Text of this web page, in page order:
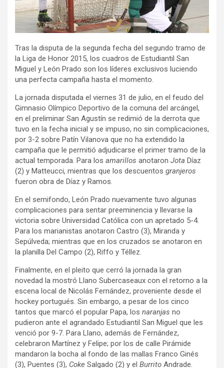
Tras la disputa de la segunda fecha del segundo tramo de
la Liga de Honor 2015, los cuadros de Estudiantil San
Miguel y León Prado son los líderes exclusivos luciendo
una perfecta campaña hasta el momento.
La jornada disputada el viernes 31 de julio, en el feudo del
Gimnasio Olímpico Deportivo de la comuna del arcángel,
en el preliminar San Agustín se redimió de la derrota que
tuvo en la fecha inicial y se impuso, no sin complicaciones,
por 3-2 sobre Patín Vilanova que no ha extendido la
campaña que le permitió adjudicarse el primer tramo de la
actual temporada. Para los amarillos anotaron Jota Díaz
(2) y Matteucci, mientras que los descuentos granjeros
fueron obra de Díaz y Ramos.
En el semifondo, León Prado nuevamente tuvo algunas
complicaciones para sentar preeminencia y llevarse la
victoria sobre Universidad Católica con un apretado 5-4.
Para los marianistas anotaron Castro (3), Miranda y
Sepúlveda; mientras que en los cruzados se anotaron en
la planilla Del Campo (2), Riffo y Téllez.
Finalmente, en el pleito que cerró la jornada la gran
novedad la mostró Llano Subercaseaux con el retorno a la
escena local de Nicolás Fernández, proveniente desde el
hockey portugués. Sin embargo, a pesar de los cinco
tantos que marcó el popular Papa, los naranjas no
pudieron ante el agrandado Estudiantil San Miguel que les
venció por 9-7. Para Llano, además de Fernández,
celebraron Martínez y Felipe; por los de calle Pirámide
mandaron la bocha al fondo de las mallas Franco Ginés
(3), Puentes (3), Coke Salgado (2) y el Burrito Andrade.